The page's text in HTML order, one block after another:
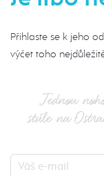
Přihlaste se k jeho
výčet toho
Jednou
stále na